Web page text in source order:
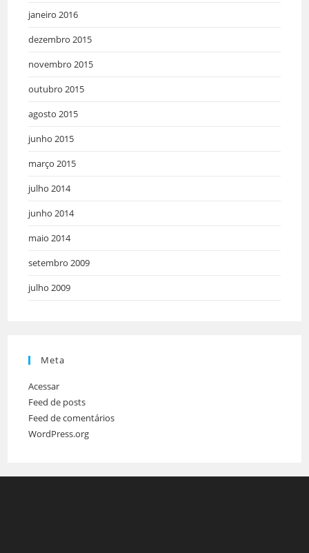
janeiro 2016
dezembro 2015
novembro 2015
outubro 2015
agosto 2015
junho 2015
março 2015
julho 2014
junho 2014
maio 2014
setembro 2009
julho 2009
Meta
Acessar
Feed de posts
Feed de comentários
WordPress.org